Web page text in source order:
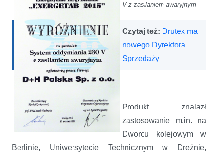
V z zasilaniem awaryjnym
Czytaj też: Drutex ma
nowego Dyrektora
Sprzedaży
Produkt znalazł
zastosowanie m.in. na
Dworcu kolejowym w
Berlinie, Uniwersytecie Technicznym w Dreźnie,